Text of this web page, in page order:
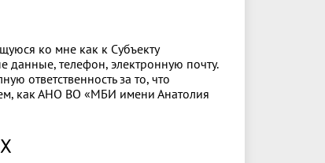
ко мне как к Субъекту
данные, телефон, электронную почту.
ответственность за то, что
как АНО ВО «МБИ имени Анатолия